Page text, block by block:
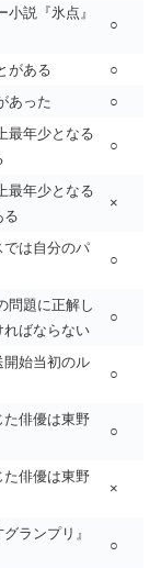
説『氷点』
○
がある
○
あった
○
最年少となる
○
最年少となる
る
×
では自分のパ
○
問題に正解し
ればならない
○
開始当初のル
○
俳優は東野
○
俳優は東野
×
ランプリ』
○